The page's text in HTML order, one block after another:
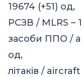
19674 (+51) од,
РСЗВ / MLRS –
засоби ППО /
од,
літаків /